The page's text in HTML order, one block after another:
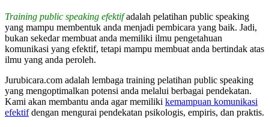
Training public speaking efektifadalah pelatihan public speaking
yang mampu membentuk anda menjadi pembicara yang baik. Jadi,
bukan sekedar membuat anda memiliki ilmu pengetahuan
komunikasi yang efektif, tetapi mampu membuat anda bertindak atas
ilmu yang anda peroleh.
Jurubicara.com adalah lembaga training pelatihan public speaking
yang mengoptimalkan potensi anda melalui berbagai pendekatan.
Kami akan membantu anda agar memiliki kemampuan komunikasi
efektifdengan mengurai pendekatan psikologis, empiris, dan praktis.